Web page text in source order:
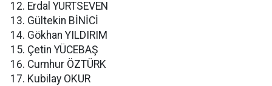
Erdal YURTSEVEN
Gültekin BİNİCİ
Gökhan YILDIRIM
Çetin YÜCEBAŞ
Cumhur ÖZTÜRK
Kubilay OKUR